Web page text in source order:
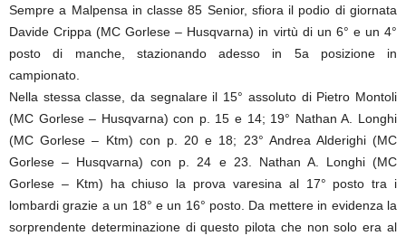
Sempre a Malpensa in classe 85 Senior, sfiora il podio di giornata
Davide Crippa (MC Gorlese – Husqvarna) in virtù di un 6° e un 4°
posto di manche, stazionando adesso in 5a posizione in
campionato.
Nella stessa classe, da segnalare il 15° assoluto di Pietro Montoli
(MC Gorlese – Husqvarna) con p. 15 e 14; 19° Nathan A. Longhi
(MC Gorlese – Ktm) con p. 20 e 18; 23° Andrea Alderighi (MC
Gorlese – Husqvarna) con p. 24 e 23. Nathan A. Longhi (MC
Gorlese – Ktm) ha chiuso la prova varesina al 17° posto tra i
lombardi grazie a un 18° e un 16° posto. Da mettere in evidenza la
sorprendente determinazione di questo pilota che non solo era al